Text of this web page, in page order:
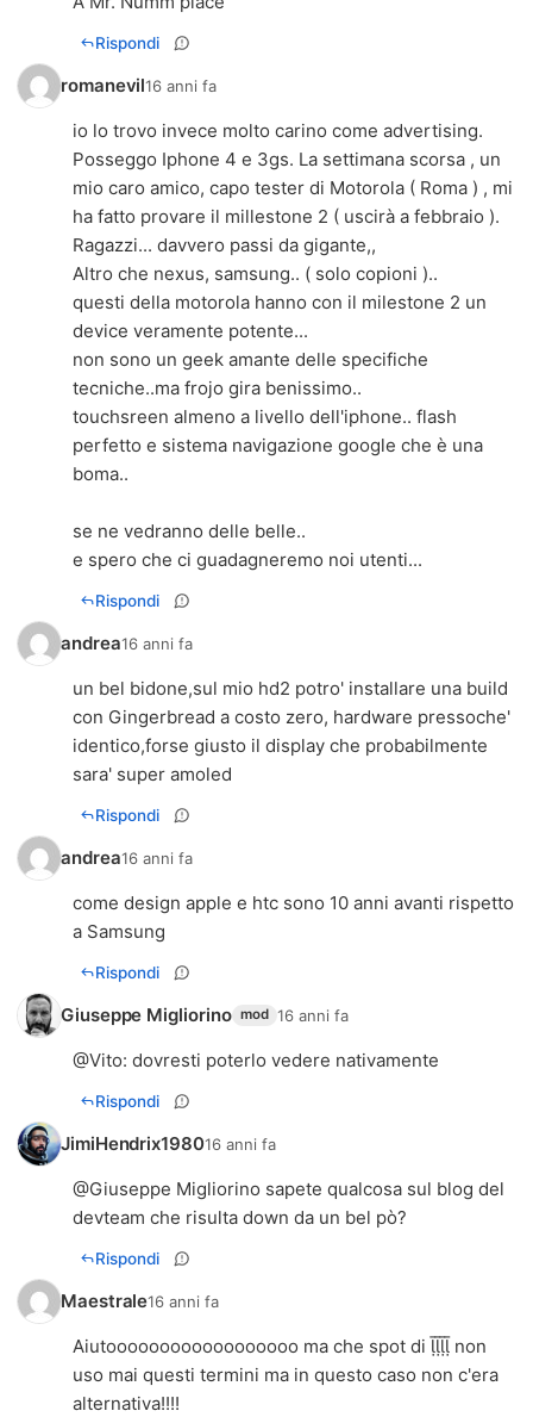
Rispondi
romanevil16 anni fa
io lo trovo invece molto carino come advertising.
Posseggo Iphone 4 e 3gs. La settimana scorsa , un
mio caro amico, capo tester di Motorola ( Roma ) , mi
ha fatto provare il millestone 2 ( uscirà a febbraio ).
Ragazzi... davvero passi da gigante,,
Altro che nexus, samsung.. ( solo copioni )..
questi della motorola hanno con il milestone 2 un
device veramente potente...
non sono un geek amante delle specifiche
tecniche..ma frojo gira benissimo..
touchsreen almeno a livello dell'iphone.. flash
perfetto e sistema navigazione google che è una
boma..
se ne vedranno delle belle..
e spero che ci guadagneremo noi utenti...
Rispondi
andrea16 anni fa
un bel bidone,sul mio hd2 potro' installare una build
con Gingerbread a costo zero, hardware pressoche'
identico,forse giusto il display che probabilmente
sara' super amoled
Rispondi
andrea16 anni fa
come design apple e htc sono 10 anni avanti rispetto
a Samsung
Rispondi
Giuseppe Migliorino mod 16 anni fa
@Vito: dovresti poterlo vedere nativamente
Rispondi
JimiHendrix198016 anni fa
@Giuseppe Migliorino sapete qualcosa sul blog del
devteam che risulta down da un bel pò?
Rispondi
Maestrale16 anni fa
Aiutoooooooooooooooooo ma che spot di  non
uso mai questi termini ma in questo caso non c'era
alternativa!!!!